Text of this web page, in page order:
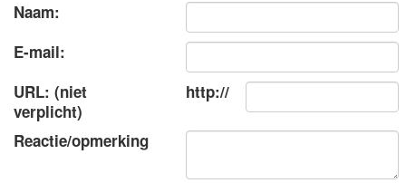
Naam:
E-mail:
URL: (niet
verplicht)
http://
Reactie/opmerking